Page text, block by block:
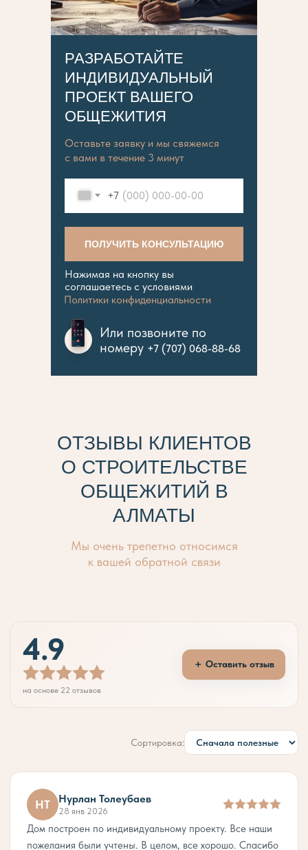
РАЗРАБОТАЙТЕ
ИНДИВИДУАЛЬНЫЙ
ПРОЕКТ ВАШЕГО
ОБЩЕЖИТИЯ
Оставьте заявку и мы свяжемся
с вами в течение 3 минут
+7
ПОЛУЧИТЬ КОНСУЛЬТАЦИЮ
Нажимая на кнопку вы
соглашаетесь с условиями
Политики конфиденциальности
Или позвоните по
номеру +7 (707) 068-88-68
ОТЗЫВЫ КЛИЕНТОВ
O СТРОИТЕЛЬСТВЕ
ОБЩЕЖИТИЙ В
АЛМАТЫ
Мы очень трепетно относимся
к вашей обратной связи
4.9
на основе 22 отзывов
＋ Оставить отзыв
Сортировка:
НТ Нурлан Толеубаев
28 янв 2026
Дом построен по индивидуальному проекту. Все наши
пожелания были учтены. В целом, все хорошо. Спасибо